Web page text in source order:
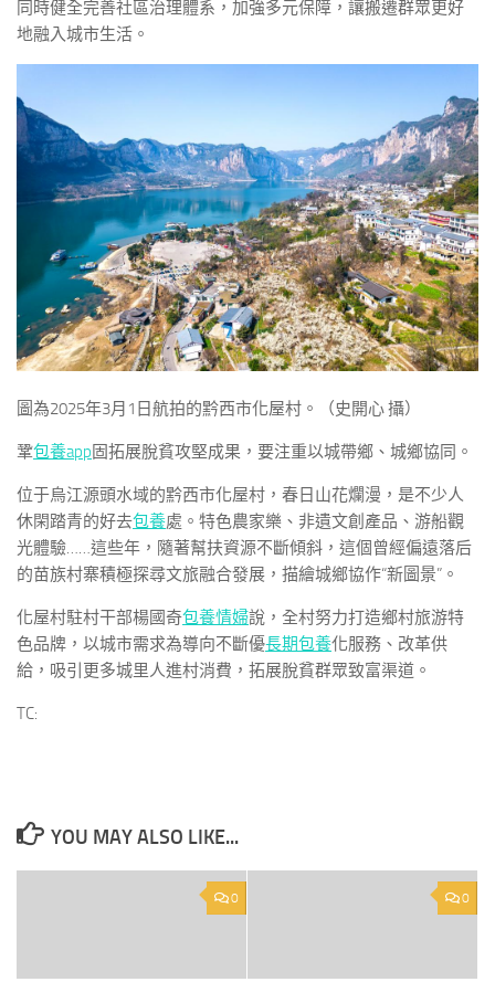
同時健全完善社區治理體系，加強多元保障，讓搬遷群眾更好
地融入城市生活。
圖為2025年3月1日航拍的黔西市化屋村。（史開心 攝）
鞏包養app固拓展脫貧攻堅成果，要注重以城帶鄉、城鄉協同。
位于烏江源頭水域的黔西市化屋村，春日山花爛漫，是不少人
休閑踏青的好去包養處。特色農家樂、非遺文創產品、游船觀
光體驗……這些年，隨著幫扶資源不斷傾斜，這個曾經偏遠落后
的苗族村寨積極探尋文旅融合發展，描繪城鄉協作“新圖景”。
化屋村駐村干部楊國奇包養情婦說，全村努力打造鄉村旅游特
色品牌，以城市需求為導向不斷優長期包養化服務、改革供
給，吸引更多城里人進村消費，拓展脫貧群眾致富渠道。
TC:
YOU MAY ALSO LIKE...
0 0